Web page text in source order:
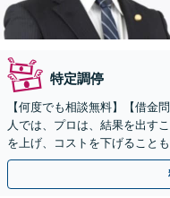
特定調停
【何度でも相談無料】【借金
人では、プロは、結果を出す
を上げ、コストを下げること
く、費用を可能な限り安くす